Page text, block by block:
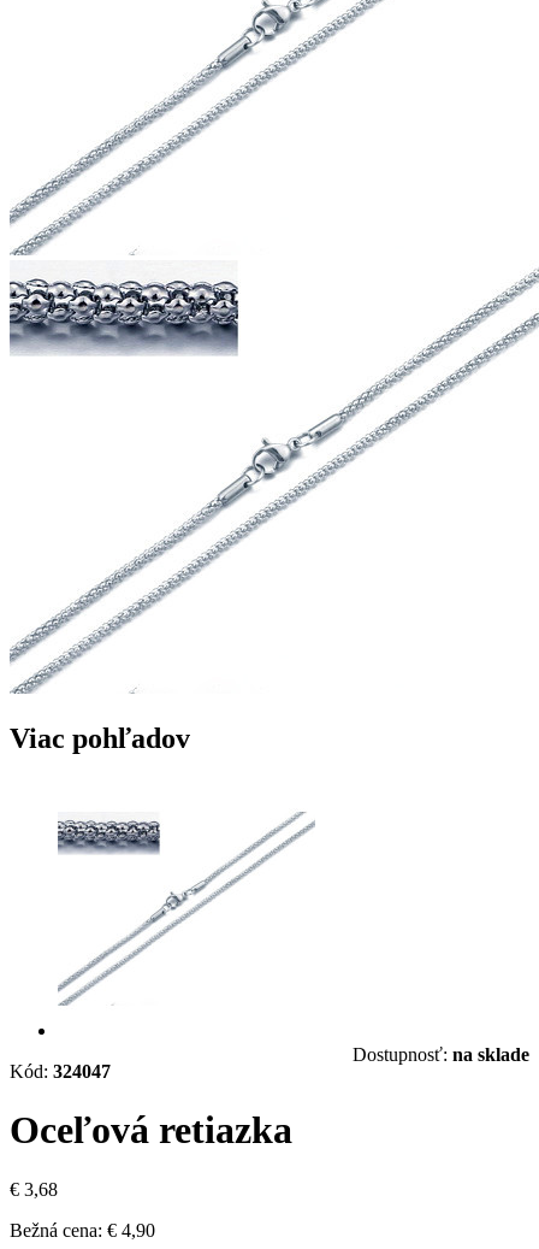
Viac pohľadov
Kód: 324047
Dostupnosť: na sklade
Oceľová retiazka
€ 3,68
Bežná cena: € 4,90